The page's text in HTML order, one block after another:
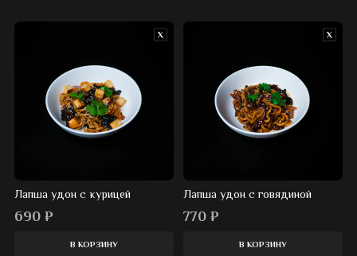
Лапша удон с курицей
690 ₽
В КОРЗИНУ
Лапша удон с говядиной
770₽
В КОРЗИНУ